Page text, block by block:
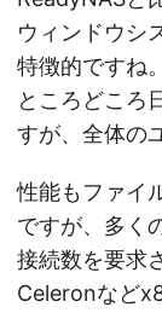
ウィンドウシ
特徴的ですね。
ところどころ
すが、全体の
性能もファイ
ですが、多く
接続数を要求
Celeronなど